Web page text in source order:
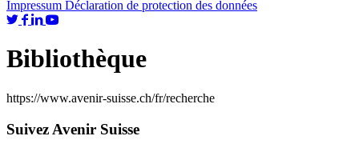
Impressum Déclaration de protection des données
Bibliothèque
https://www.avenir-suisse.ch/fr/recherche
Suivez Avenir Suisse